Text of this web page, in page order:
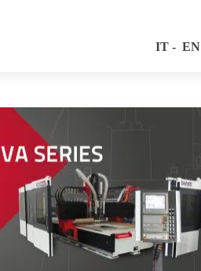
IT EN